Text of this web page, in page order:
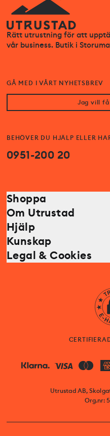
Rätt utrustning för att
vår business. Butik i
BEHÖVER DU HJÄLP ELLER
0951-200 20
GÅ MED I VÅRT NYHETSBREV
Jag vill
Shoppa
Om Utrustad
Hjälp
Kunskap
Legal & Cookies
Utrustad AB,
Org.nr: